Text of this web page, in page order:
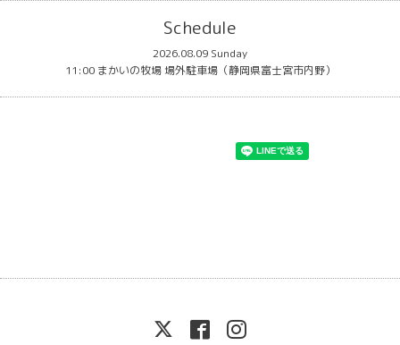
Schedule
2026.08.09 Sunday
11:00 まかいの牧場 場外駐車場（静岡県富士宮市内野）